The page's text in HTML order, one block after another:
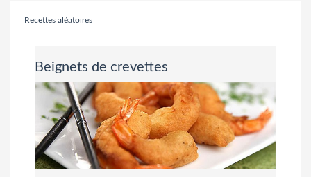
Recettes aléatoires
Beignets de crevettes